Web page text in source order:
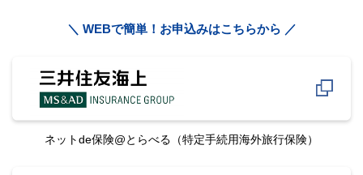
＼ WEBで簡単！お申込みはこちらから ／
ネットde保険@とらべる （特定手続用海外旅行保険）